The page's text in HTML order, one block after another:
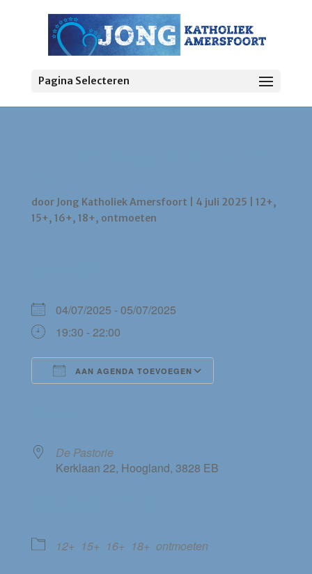
Pagina Selecteren
door Jong Katholiek Amersfoort 4 juli 2025 12+,
15+, 16+, 18+, ontmoeten
04/07/2025 - 05/07/2025
19:30 - 22:00
AAN AGENDA TOEVOEGEN
De Pastorie
Kerklaan 22, Hoogland, 3828 EB
12+ 15+ 16+ 18+ ontmoeten